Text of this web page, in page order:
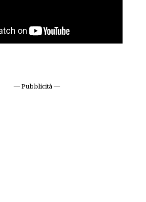
— Pubblicità —